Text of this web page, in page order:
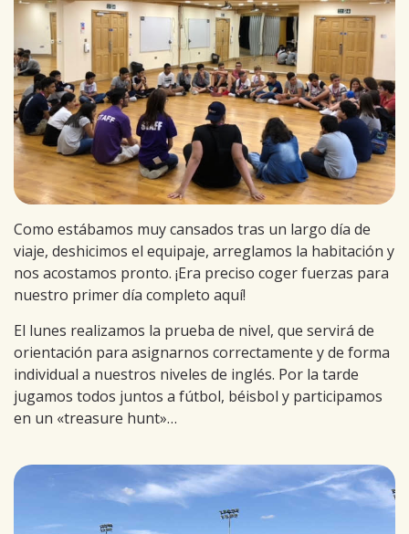
Como estábamos muy cansados tras un largo día de
viaje, deshicimos el equipaje, arreglamos la habitación y
nos acostamos pronto. ¡Era preciso coger fuerzas para
nuestro primer día completo aquí!
El lunes realizamos la prueba de nivel, que servirá de
orientación para asignarnos correctamente y de forma
individual a nuestros niveles de inglés. Por la tarde
jugamos todos juntos a fútbol, béisbol y participamos
en un «treasure hunt»…